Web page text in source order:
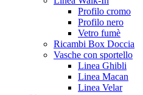
Profilo cromo
Profilo nero
Vetro fumè
Ricambi Box Doccia
Vasche con sportello
Linea Ghibli
Linea Macan
Linea Velar